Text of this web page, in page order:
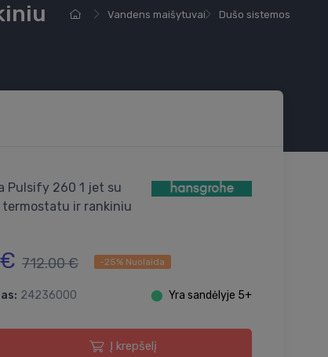
Vandens maišytuvai Dušo sistemos
Pulsify 260 1 jet su
termostatu ir rankiniu
712.00 € -25% Nuolaida
24236000 ⬤ Yra sandėlyje 5+
Į krepšelį